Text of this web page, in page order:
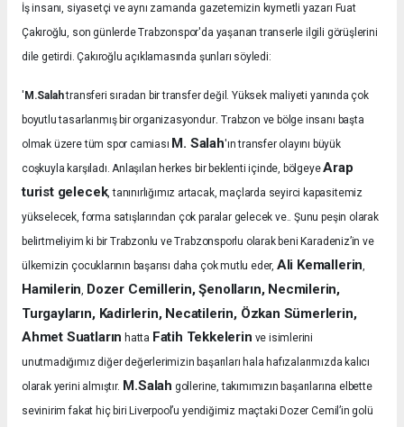
İş insanı, siyasetçi ve aynı zamanda gazetemizin kıymetli yazarı Fuat
Çakıroğlu, son günlerde Trabzonspor'da yaşanan transerle ilgili görüşlerini
dile getirdi. Çakıroğlu açıklamasında şunları söyledi:
'M.Salahtransferi sıradan bir transfer değil. Yüksek maliyeti yanında çok
boyutlu tasarlanmış bir organizasyondur.Trabzon ve bölge insanı başta
olmak üzere tüm spor camiası M. Salah'ın transfer olayını büyük
coşkuyla karşıladı. Anlaşılan herkes bir beklenti içinde, bölgeyeArap
turist gelecek, tanınırlığımız artacak, maçlarda seyirci kapasitemiz
yükselecek, forma satışlarından çok paralar gelecek ve.. Şunu peşin olarak
belirtmeliyim ki bir Trabzonlu ve Trabzonsporlu olarak beni Karadeniz’in ve
ülkemizin çocuklarının başarısı daha çok mutlu eder, Ali Kemallerin
Hamilerin Dozer Cemillerin, Şenolların, Necmilerin,
Turgayların, Kadirlerin, Necatilerin, Özkan Sümerlerin,
Ahmet Suatların hatta Fatih Tekkelerin ve isimlerini
unutmadığımız diğer değerlerimizin başarıları hala hafızalarımızda kalıcı
olarak yerini almıştır. M.Salah gollerine, takımımızın başarılarına elbette
sevinirim fakat hiç biri Liverpool’u yendiğimiz maçtaki Dozer Cemil’in golü